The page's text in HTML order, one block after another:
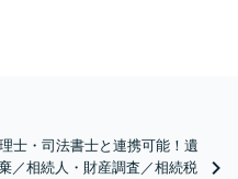
士・司法書士と連携可能！遺
／相続人・財産調査／相続税